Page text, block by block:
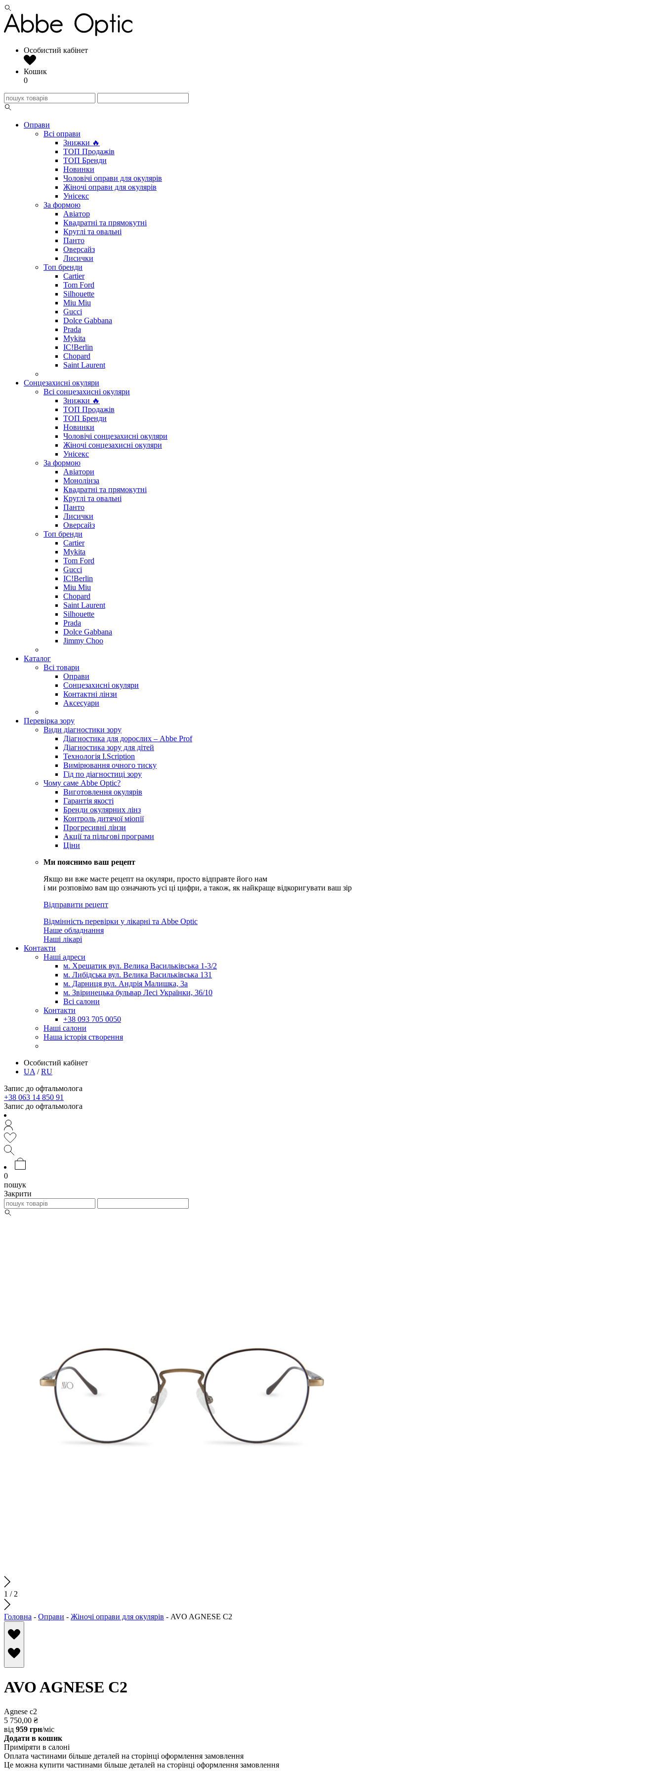
Особистий кабінет
Кошик
0
Оправи
Всі оправи
Знижки 🔥
ТОП Продажів
ТОП Бренди
Новинки
Чоловічі оправи для окулярів
Жіночі оправи для окулярів
Унісекс
За формою
Авіатор
Квадратні та прямокутні
Круглі та овальні
Панто
Оверсайз
Лисички
Топ бренди
Cartier
Tom Ford
Silhouette
Miu Miu
Gucci
Dolce Gabbana
Prada
Mykita
IC!Berlin
Chopard
Saint Laurent
Сонцезахисні окуляри
Всі сонцезахисні окуляри
Знижки 🔥
ТОП Продажів
ТОП Бренди
Новинки
Чоловічі сонцезахисні окуляри
Жіночі сонцезахисні окуляри
Унісекс
За формою
Авіатори
Монолінза
Квадратні та прямокутні
Круглі та овальні
Панто
Лисички
Оверсайз
Топ бренди
Cartier
Mykita
Tom Ford
Gucci
IC!Berlin
Miu Miu
Chopard
Saint Laurent
Silhouette
Prada
Dolce Gabbana
Jimmy Choo
Каталог
Всі товари
Оправи
Сонцезахисні окуляри
Контактні лінзи
Аксесуари
Перевірка зору
Види діагностики зору
Діагностика для дорослих – Abbe Prof
Діагностика зору для дітей
Технологія I.Scription
Вимірювання очного тиску
Гід по діагностиці зору
Чому саме Abbe Optic?
Виготовлення окулярів
Гарантія якості
Бренди окулярних лінз
Контроль дитячої міопії
Прогресивні лінзи
Акції та пільгові програми
Ціни
Ми пояснимо ваш рецепт
Якщо ви вже маєте рецепт на окуляри, просто відправте його нам
і ми розповімо вам що означають усі ці цифри, а також, як найкраще відкоригувати ваш зір
Відправити рецепт
Відмінність перевірки у лікарні та Abbe Optic
Наше обладнання
Наші лікарі
Контакти
Наші адреси
м. Хрещатик вул. Велика Васильківська 1-3/2
м. Либідська вул. Велика Васильківська 131
м. Дарниця вул. Андрія Малишка, 3а
м. Звіринецька бульвар Лесі Українки, 36/10
Всі салони
Контакти
+38 093 705 0050
Наші салони
Наша історія створення
Особистий кабінет
UA /RU
Запис до офтальмолога
+38 063 14 850 91
Запис до офтальмолога
0
пошук
Закрити
1 / 2
Головна - Оправи - Жіночі оправи для окулярів - AVO AGNESE C2
AVO AGNESE C2
Agnese c2
5 750,00 ₴
від 959 грн/міс
Додати в кошик
Приміряти в салоні
Оплата частинами більше деталей на сторінці оформлення замовлення
Це можна купити частинами більше деталей на сторінці оформлення замовлення